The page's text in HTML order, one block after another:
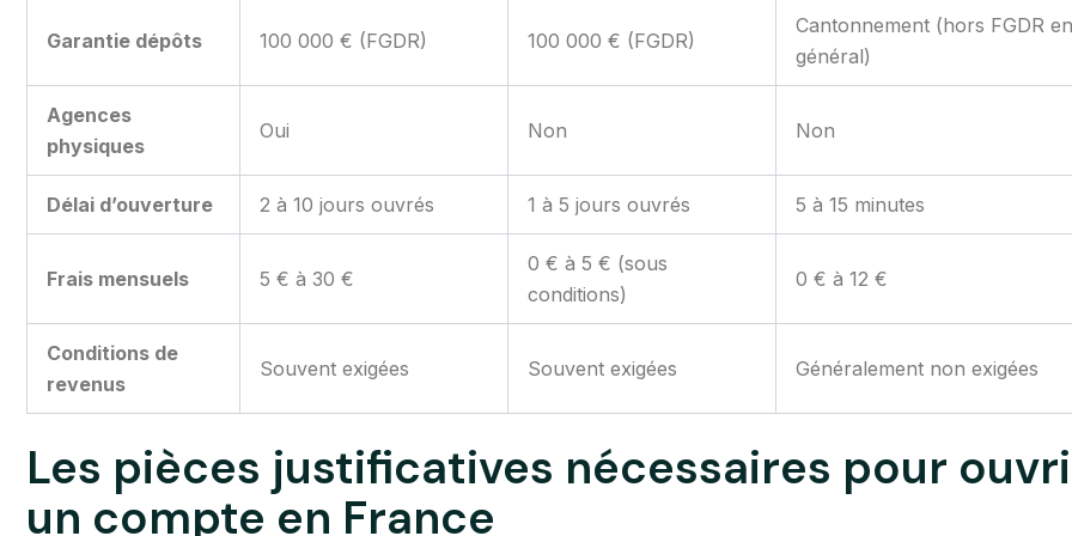
Garantie dépôts 100 000 € (FGDR) 100 000 € (FGDR)
Cantonnement (hors FGDR en
général)
Agences
physiques
Oui Non Non
Délai d’ouverture 2 à 10 jours ouvrés 1 à 5 jours ouvrés 5 à 15 minutes
Frais mensuels 5 € à 30 €
0 € à 5 € (sous
conditions)
0 € à 12 €
Conditions de
revenus
Souvent exigées Souvent exigées Généralement non exigées
Les pièces justificatives nécessaires pour
un compte en France